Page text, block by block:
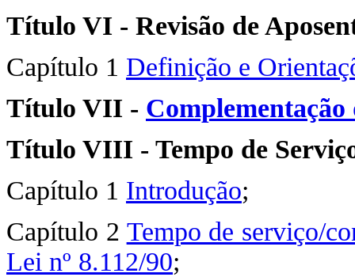
Título VI - Revisão de
Capítulo 1 Definição e
Título VII -
Título VIII - Tempo de
Capítulo 1 Introdução;
Capítulo 2 Tempo de serviço/
Lei nº 8.112/90;